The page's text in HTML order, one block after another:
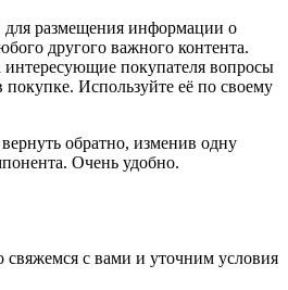
для размещения информации о
другого важного контента.
покупателя вопросы
покупке. Используйте её по своему
обратно, изменив одну
Очень удобно.
с вами и уточним условия